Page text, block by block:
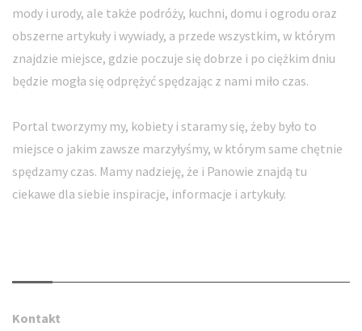
mody i urody, ale także podróży, kuchni, domu i ogrodu oraz
obszerne artykuły i wywiady, a przede wszystkim, w którym
znajdzie miejsce, gdzie poczuje się dobrze i po ciężkim dniu
będzie mogła się odprężyć spędzając z nami miło czas.
Portal tworzymy my, kobiety i staramy się, żeby było to
miejsce o jakim zawsze marzyłyśmy, w którym same chętnie
spędzamy czas. Mamy nadzieję, że i Panowie znajdą tu
ciekawe dla siebie inspiracje, informacje i artykuły.
Kontakt